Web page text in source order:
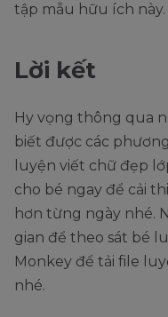
tập mẫu hữu ích này.
Lời kết
Hy vọng thông qua
biết được các
luyện viết chữ đẹp
cho bé ngay để cải
hơn từng ngày nhé.
gian để theo sát bé
Monkey để tải file
nhé.